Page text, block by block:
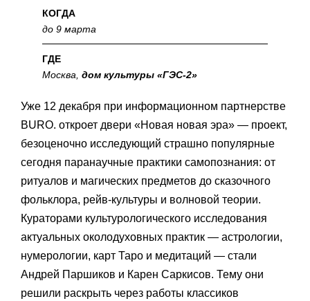
КОГДА
до 9 марта
ГДЕ
Москва, дом культуры «ГЭС-2»
Уже 12 декабря при информационном партнерстве
BURO. откроет двери «Новая новая эра» — проект,
безоценочно исследующий страшно популярные
сегодня паранаучные практики самопознания: от
ритуалов и магических предметов до сказочного
фольклора, рейв-культуры и волновой теории.
Кураторами культурологического исследования
актуальных околодуховных практик — астрологии,
нумерологии, карт Таро и медитаций — стали
Андрей Паршиков и Карен Саркисов. Тему они
решили раскрыть через работы классиков